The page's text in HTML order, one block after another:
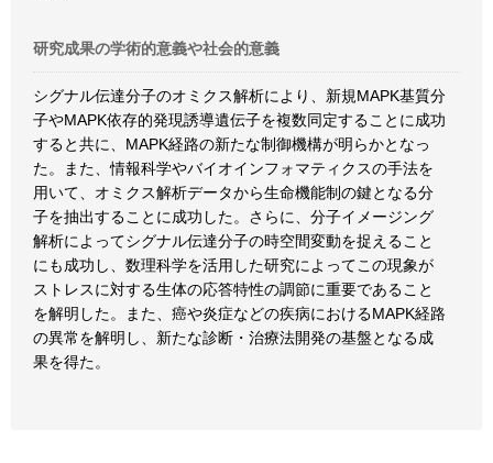
研究成果の学術的意義や社会的意義
シグナル伝達分子のオミクス解析により、新規MAPK基質分
子やMAPK依存的発現誘導遺伝子を複数同定することに成功
すると共に、MAPK経路の新たな制御機構が明らかとなっ
た。また、情報科学やバイオインフォマティクスの手法を
用いて、オミクス解析データから生命機能制の鍵となる分
子を抽出することに成功した。さらに、分子イメージング
解析によってシグナル伝達分子の時空間変動を捉えること
にも成功し、数理科学を活用した研究によってこの現象が
ストレスに対する生体の応答特性の調節に重要であること
を解明した。また、癌や炎症などの疾病におけるMAPK経路
の異常を解明し、新たな診断・治療法開発の基盤となる成
果を得た。